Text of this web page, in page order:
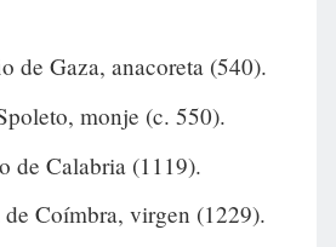
de Gaza, anacoreta (540).
monje (c. 550).
de Calabria (1119).
de Coímbra, virgen (1229).